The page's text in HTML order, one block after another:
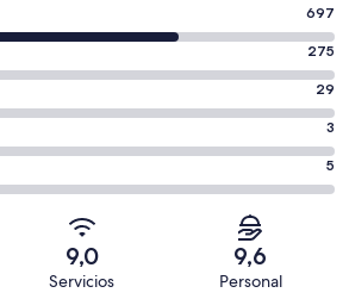
697
275
29
3
5
9,0
Servicios
9,6
Personal